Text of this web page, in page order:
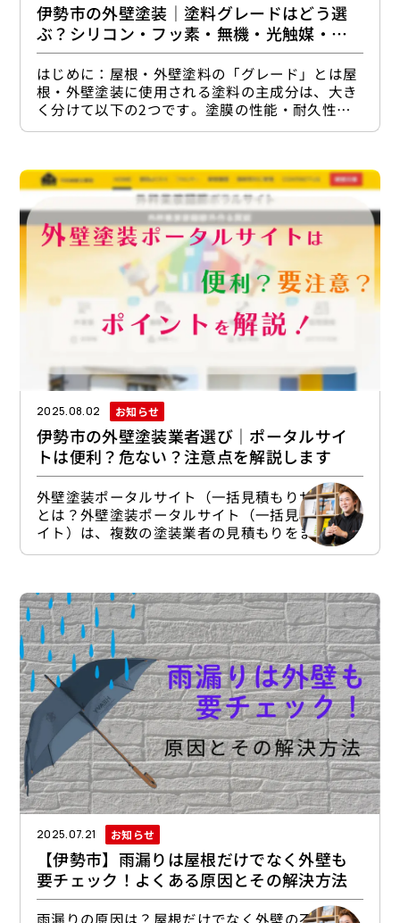
伊勢市の外壁塗装｜塗料グレードはどう選
ぶ？シリコン・フッ素・無機・光触媒・ウ
レア
はじめに：屋根・外壁塗料の「グレード」とは屋
根・外壁塗装に使用される塗料の主成分は、大き
く分けて以下の2つです。塗膜の性能・耐久性に
関わる「樹脂」色を決める「顔料」このうち、塗
するときには、塗料グレードごとの特徴と費用の
バランスを比較しながら、どの塗料で塗装したい
かを前もって考えておくのがおすすめです。どの
塗料グレードを選べばいい？後悔しない選び方の
ポイントとはグレードは塗料を選ぶ大
2025.08.02 お知らせ
伊勢市の外壁塗装業者選び｜ポータルサイ
トは便利？危ない？注意点を解説します
外壁塗装ポータルサイト（一括見積もりサイト）
とは？外壁塗装ポータルサイト（一括見積もりサ
イト）は、複数の塗装業者の見積もりをまとめて
取得できる、インターネット上のサービスです。
いようです。塗装したい建物のタイプ・広さ・築
年数などを入力する塗装したい箇所を選択する
（外壁のみ、外壁＋屋根、など）ユーザーの氏
名・住所・電話番号・メールアドレスなどを登録
する以上の
2025.07.21 お知らせ
【伊勢市】雨漏りは屋根だけでなく外壁も
要チェック！よくある原因とその解決方法
雨漏りの原因は？屋根だけでなく外壁の不具合も